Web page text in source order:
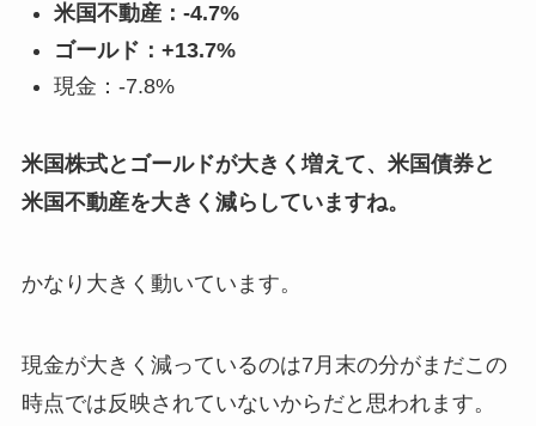
米国不動産：-4.7%
ゴールド：+13.7%
現金：-7.8%
米国株式とゴールドが大きく増えて、米国債券と
米国不動産を大きく減らしていますね。
かなり大きく動いています。
現金が大きく減っているのは7月末の分がまだこの
時点では反映されていないからだと思われます。